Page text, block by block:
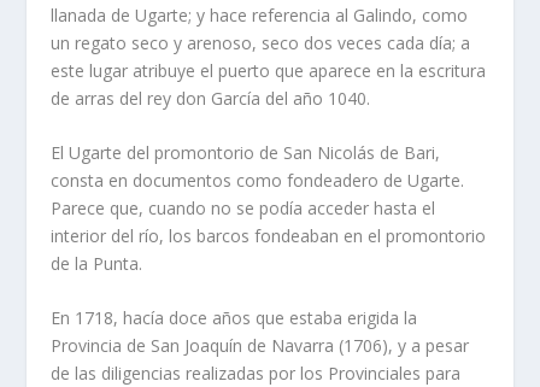
llanada de Ugarte; y hace refe­rencia al Galindo, como
un regato seco y arenoso, seco dos veces cada dí­a; a
este lugar atribuye el puerto que aparece en la escritura
de arras del rey don Garcí­a del año 1040.
El Ugarte del promontorio de San Nicolás de Bari,
consta en documentos como fondeadero de Ugarte.
Parece que, cuando no se podí­a acceder hasta el
interior del rí­o, los barcos fondeaban en el promon­torio
de la Punta.
En 1718, hací­a doce años que estaba erigida la
Provincia de San Joaquí­n de Navarra (1706), y a pesar
de las diligencias realizadas por los Provincia­les para